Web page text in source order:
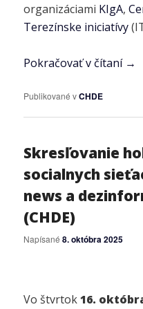
organizáciami KIgA,
Terezínske iniciatívy
Pokračovať v čítaní →
Publikované vCHDE
Skresľovanie
socialnych
news a
(CHDE)
Napísané8. októbra 2025
Vo štvrtok16.